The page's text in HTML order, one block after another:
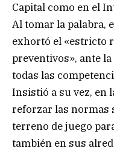
Capital como en el
Al tomar la palabra,
exhortó el «estricto
preventivos», ante
todas las
Insistió a su vez, en
reforzar las normas
terreno de juego
también en sus